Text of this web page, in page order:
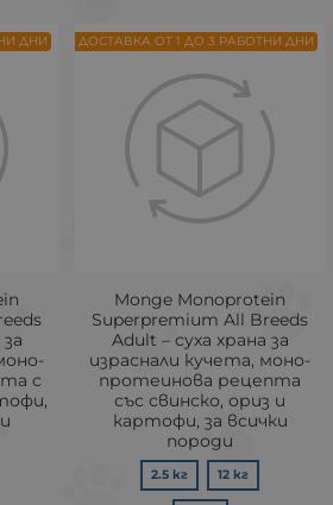
с
ДНИ
Monge Monoprotein
Superpremium All Breeds
Adult – суха храна за
израснали кучета, моно-
протеинова рецепта
със свинско, ориз и
картофи, за всички
породи
2.5 кг 12 кг
ДОСТАВКА ОТ 1 ДО 3 РАБОТНИ ДНИ